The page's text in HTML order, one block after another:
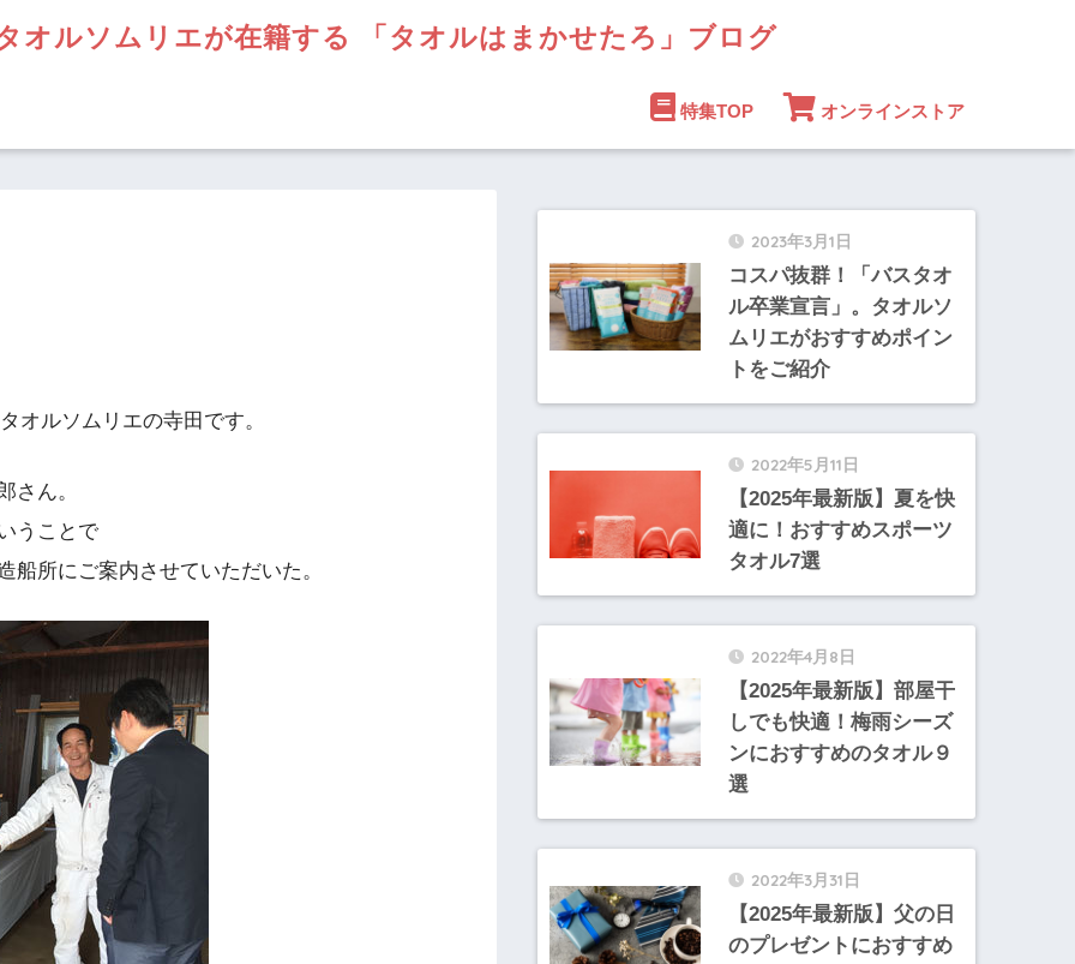
オルソムリエが在籍する 「タオルはまかせたろ」ブログ
特集TOP オンラインストア
オルソムリエの寺田です。
さん。
うことで
所にご案内させていただいた。
2023年3月1日
コスパ抜群！「バスタオ
ル卒業宣言」。タオルソ
ムリエがおすすめポイン
トをご紹介
2022年5月11日
【2025年最新版】夏を快
適に！おすすめスポーツ
タオル7選
2022年4月8日
【2025年最新版】部屋干
しでも快適！梅雨シーズ
ンにおすすめのタオル９
選
2022年3月31日
【2025年最新版】父の日
のプレゼントにおすすめ